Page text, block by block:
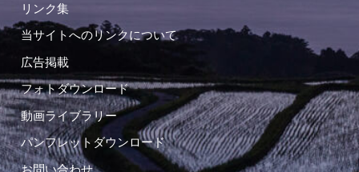
リンク集
当サイトへのリンクについて
広告掲載
フォトダウンロード
動画ライブラリー
パンフレットダウンロード
お問い合わせ